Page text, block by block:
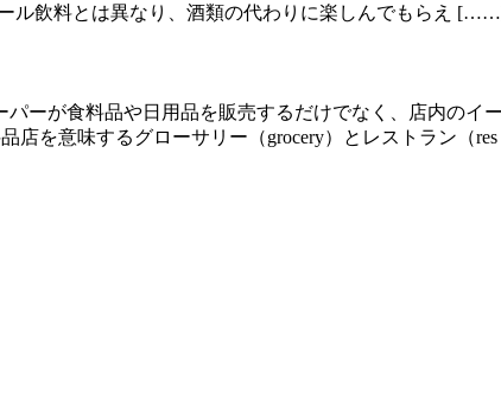
ル飲料とは異なり、酒類の代わりに楽しんでもらえ
パーが食料品や日用品を販売するだけでなく、店内の
店を意味するグローサリー（grocery）とレストラン（